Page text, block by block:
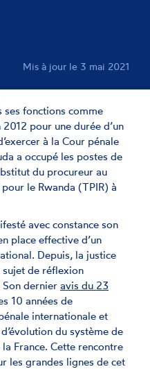
Mis à jour le 3 mai 2021
ses fonctions comme
pour une durée d’un
à la Cour pénale
a occupé les postes de
du procureur au
le Rwanda (TPIR) à
avec constance son
place effective d’un
Depuis, la justice
sujet de réflexion
Son dernier avis du 23
10 années de
internationale et
du système de
France. Cette rencontre
les grandes lignes de cet